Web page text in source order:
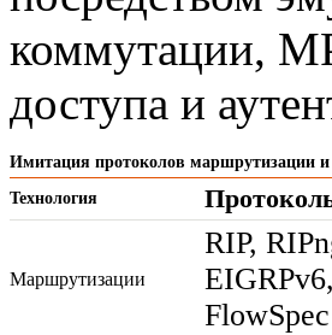
коммутации,
доступа и
Имитация протоколов маршрутизации
Технология
Маршрутизации
RIP,
FlowSpec